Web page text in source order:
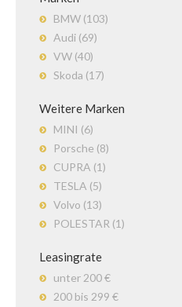
BMW (103)
Audi (69)
VW (40)
Skoda (17)
Weitere Marken
MINI (6)
Porsche (8)
CUPRA (1)
TESLA (5)
Volvo (13)
POLESTAR (1)
Leasingrate
unter 200 €
200 bis 299 €